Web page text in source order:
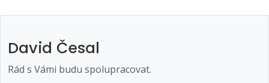
David Česal
Rád s Vámi budu spolupracovat.